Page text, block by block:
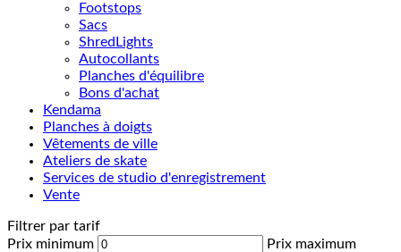
Footstops
Sacs
ShredLights
Autocollants
Planches d'équilibre
Bons d'achat
Kendama
Planches à doigts
Vêtements de ville
Ateliers de skate
Services de studio d'enregistrement
Vente
Filtrer par tarif
Prix minimum
Prix maximum